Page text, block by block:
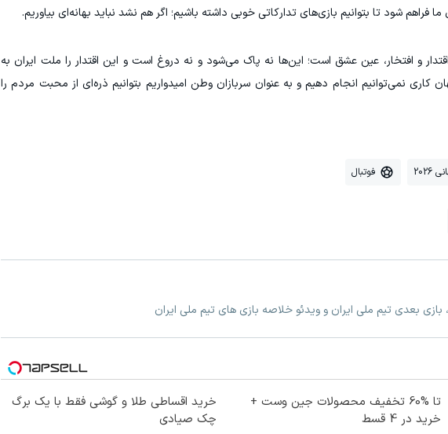
شود تا بتوانیم بازی‌های تدارکاتی خوبی داشته باشیم؛ اگر هم نشد نباید بهانه‌ای بیاوریم.
و افتخار، عین عشق است؛ این‌ها نه پاک می‌شود و نه دروغ است و این اقتدار را ملت ایران به
نمی‌توانیم انجام دهیم و به عنوان سربازان وطن امیدواریم بتوانیم ذره‌ای از محبت مردم را
فوتبال
بازی بعدی تیم ملی ایران و ویدئو خلاصه بازی های تیم ملی ایران
تا %60 تخفیف محصولات جین وست +
خرید در 4 قسط
خرید اقساطی طلا و گوشی فقط با یک برگ
چک صیادی